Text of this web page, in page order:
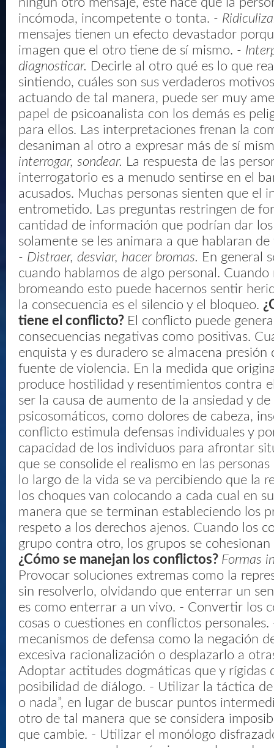
incómoda, incompetente o tonta. -
mensajes tienen un efecto devastador
imagen que el otro tiene de sí mismo. -
diagnosticar. Decirle al otro qué es lo que
sintiendo, cuáles son sus verdaderos
actuando de tal manera, puede ser muy
papel de psicoanalista con los demás es
para ellos. Las interpretaciones frenan la
desaniman al otro a expresar más de sí
interrogar, sondear. La respuesta de las
interrogatorio es a menudo sentirse en el
acusados. Muchas personas sienten que el
entrometido. Las preguntas restringen de
cantidad de información que podrían dar
solamente se les animara a que hablaran
- Distraer, desviar, hacer bromas. En general
cuando hablamos de algo personal. Cuando
bromeando esto puede hacernos sentir
la consecuencia es el silencio y el bloqueo.
tiene el conflicto? El conflicto puede
consecuencias negativas como positivas.
enquista y es duradero se almacena presión
fuente de violencia. En la medida que
produce hostilidad y resentimientos contra
ser la causa de aumento de la ansiedad y
psicosomáticos, como dolores de cabeza,
conflicto estimula defensas individuales y
capacidad de los individuos para afrontar
que se consolide el realismo en las
lo largo de la vida se va percibiendo que la
los choques van colocando a cada cual en
manera que se terminan estableciendo los
respeto a los derechos ajenos. Cuando los
grupo contra otro, los grupos se
¿Cómo se manejan los conflictos? Formas
Provocar soluciones extremas como la
sin resolverlo, olvidando que enterrar un
es como enterrar a un vivo. - Convertir los
cosas o cuestiones en conflictos
mecanismos de defensa como la negación
excesiva racionalización o desplazarlo a
Adoptar actitudes dogmáticas que y rígidas
posibilidad de diálogo. - Utilizar la táctica
o nada”, en lugar de buscar puntos
otro de tal manera que se considera
que cambie. - Utilizar el monólogo